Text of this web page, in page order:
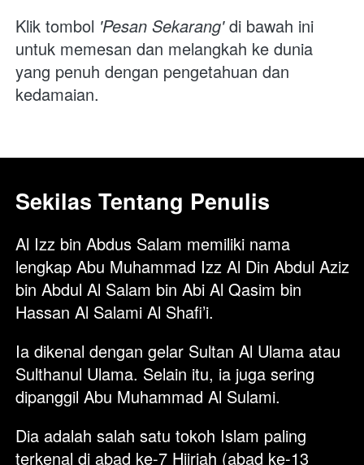
Klik tombol 'Pesan Sekarang' di bawah ini
untuk memesan dan melangkah ke dunia
yang penuh dengan pengetahuan dan
kedamaian.
Sekilas Tentang Penulis
Al Izz bin Abdus Salam memiliki nama
lengkap Abu Muhammad Izz Al Din Abdul Aziz
bin Abdul Al Salam bin Abi Al Qasim bin
Hassan Al Salami Al Shafi’i.
Ia dikenal dengan gelar Sultan Al Ulama atau
Sulthanul Ulama. Selain itu, ia juga sering
dipanggil Abu Muhammad Al Sulami.
Dia adalah salah satu tokoh Islam paling
terkenal di abad ke-7 Hijriah (abad ke-13